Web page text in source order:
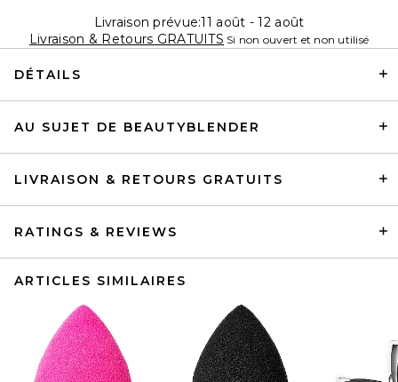
Livraison prévue:11 août - 12 août
Livraison & Retours GRATUITS Si non ouvert et non utilisé
DÉTAILS
AU SUJET DE BEAUTYBLENDER
LIVRAISON & RETOURS GRATUITS
RATINGS & REVIEWS
ARTICLES SIMILAIRES